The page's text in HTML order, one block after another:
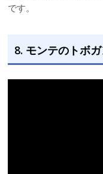
です。
8. モンテのトボ